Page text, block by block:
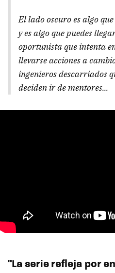
El lado oscuro es algo
y es algo que puedes
oportunista que intenta
llevarse acciones a
ingenieros descarriados
deciden ir de mentores...
"La serie refleja por